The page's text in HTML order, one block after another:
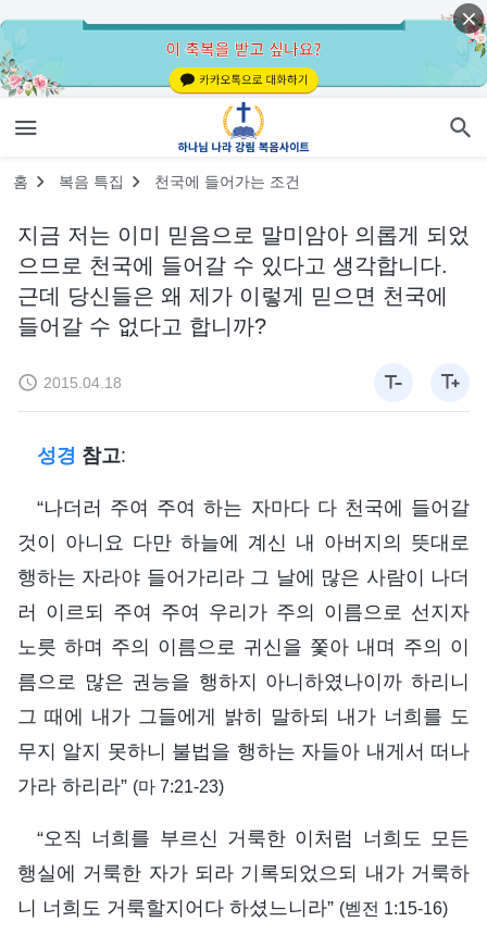
홈 복음 특집 천국에 들어가는 조건
지금 저는 이미 믿음으로 말미암아 의롭게 되었
으므로 천국에 들어갈 수 있다고 생각합니다.
근데 당신들은 왜 제가 이렇게 믿으면 천국에
들어갈 수 없다고 합니까?
2015.04.18
성경 참고:
“나더러 주여 주여 하는 자마다 다 천국에 들어갈
것이 아니요 다만 하늘에 계신 내 아버지의 뜻대로
행하는 자라야 들어가리라 그 날에 많은 사람이 나더
러 이르되 주여 주여 우리가 주의 이름으로 선지자
노릇 하며 주의 이름으로 귀신을 쫓아 내며 주의 이
름으로 많은 권능을 행하지 아니하였나이까 하리니
그 때에 내가 그들에게 밝히 말하되 내가 너희를 도
무지 알지 못하니 불법을 행하는 자들아 내게서 떠나
가라 하리라” (마 7:21-23)
“오직 너희를 부르신 거룩한 이처럼 너희도 모든
행실에 거룩한 자가 되라 기록되었으되 내가 거룩하
니 너희도 거룩할지어다 하셨느니라” (벧전 1:15-16)